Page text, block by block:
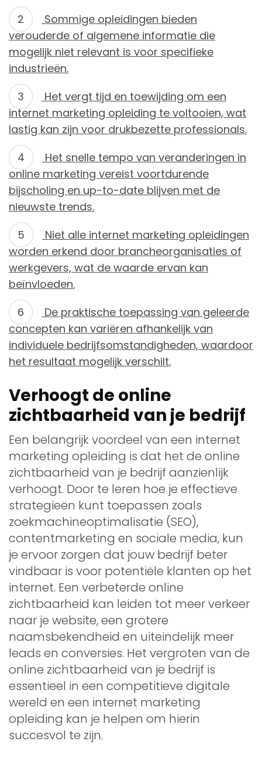
Sommige opleidingen bieden
verouderde of algemene informatie die
mogelijk niet relevant is voor specifieke
industrieën.
Het vergt tijd en toewijding om een
internet marketing opleiding te voltooien, wat
lastig kan zijn voor drukbezette professionals.
Het snelle tempo van veranderingen in
online marketing vereist voortdurende
bijscholing en up-to-date blijven met de
nieuwste trends.
Niet alle internet marketing opleidingen
worden erkend door brancheorganisaties of
werkgevers, wat de waarde ervan kan
beïnvloeden.
De praktische toepassing van geleerde
concepten kan variëren afhankelijk van
individuele bedrijfsomstandigheden, waardoor
het resultaat mogelijk verschilt.
Verhoogt de online
zichtbaarheid van je bedrijf
Een belangrijk voordeel van een internet
marketing opleiding is dat het de online
zichtbaarheid van je bedrijf aanzienlijk
verhoogt. Door te leren hoe je effectieve
strategieën kunt toepassen zoals
zoekmachineoptimalisatie (SEO),
contentmarketing en sociale media, kun
je ervoor zorgen dat jouw bedrijf beter
vindbaar is voor potentiële klanten op het
internet. Een verbeterde online
zichtbaarheid kan leiden tot meer verkeer
naar je website, een grotere
naamsbekendheid en uiteindelijk meer
leads en conversies. Het vergroten van de
online zichtbaarheid van je bedrijf is
essentieel in een competitieve digitale
wereld en een internet marketing
opleiding kan je helpen om hierin
succesvol te zijn.